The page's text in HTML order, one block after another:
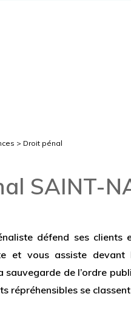
> Droit pénal
SAINT-
défend ses
et vous assiste
sauvegarde de l’ordre
répréhensibles se